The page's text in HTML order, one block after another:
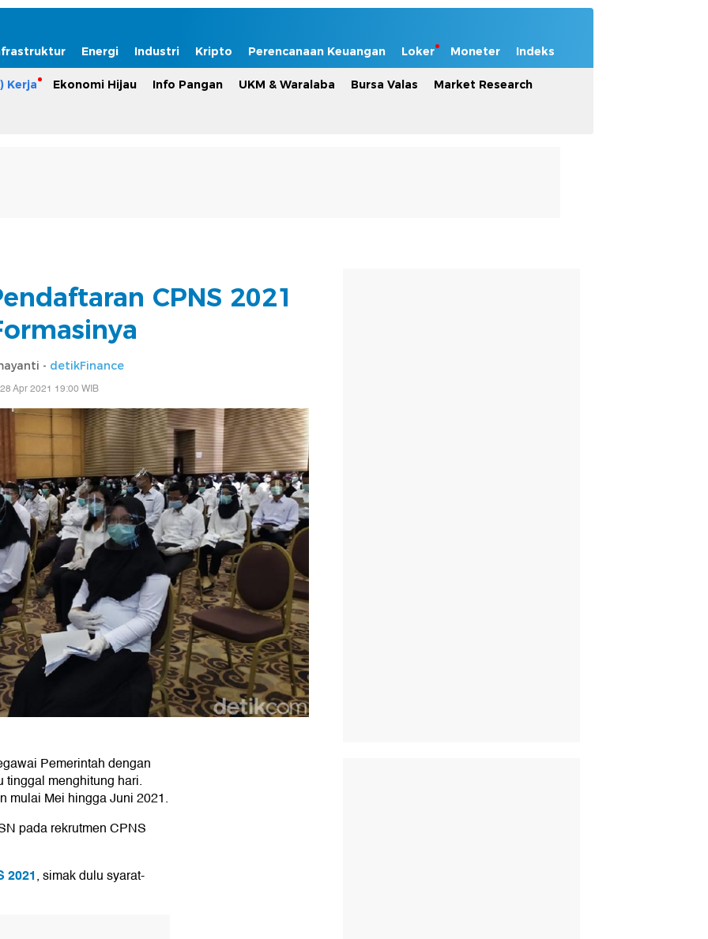
Energi Industri Kripto Perencanaan Keuangan Loker Moneter Indeks
Kerja Ekonomi Hijau Info Pangan UKM & Waralaba Bursa Valas Market Research
CPNS 2021
- detikFinance
Apr 2021 19:00 WIB
Pemerintah dengan
tinggal menghitung hari.
mulai Mei hingga Juni 2021.
pada rekrutmen CPNS
2021, simak dulu syarat-